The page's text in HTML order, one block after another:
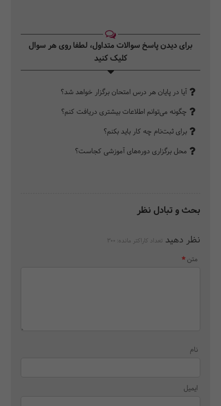
برای دیدن پاسخ سوالات متداول، لطفا روی هر سوال
کلیک کنید‎
آیا در پایان هر درس امتحان برگزار خواهد شد؟
چگونه می‌توانم اطلاعات بیشتری دریافت کنم؟
برای ثبت‌نام چه کار باید بکنم؟
محل برگزاری دوره‌های آموزشی کجاست؟
بحث و تبادل نظر
نظر دهید تعداد کاراکتر مانده: 300
متن
نام
ایمیل